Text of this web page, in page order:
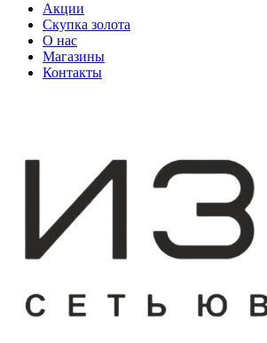
Акции
Скупка золота
О нас
Магазины
Контакты